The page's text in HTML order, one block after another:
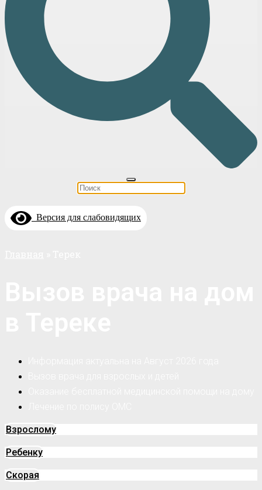
Версия для слабовидящих
Взрослому
Ребенку
Скорая